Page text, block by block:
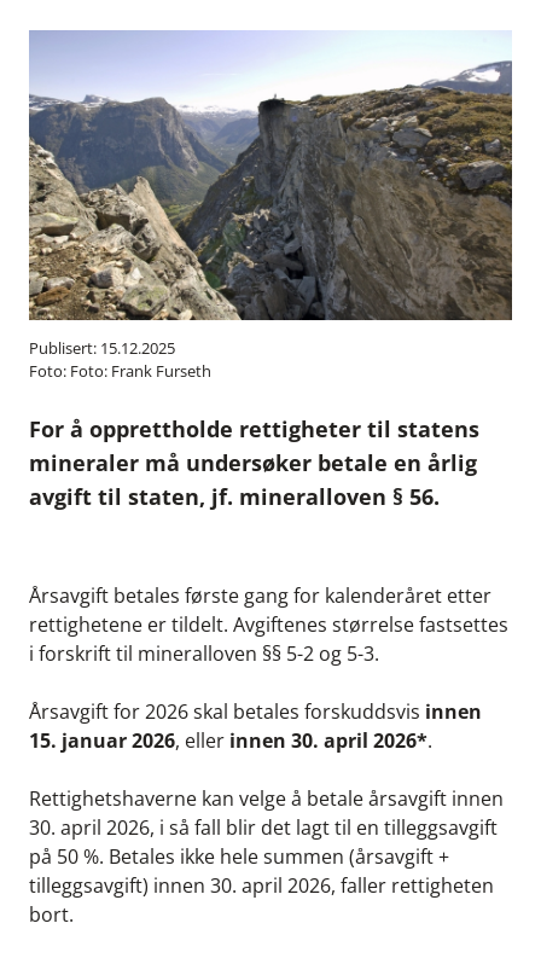
Publisert: 15.12.2025
Foto: Foto: Frank Furseth
For å opprettholde rettigheter til statens
mineraler må undersøker betale en årlig
avgift til staten, jf. mineralloven § 56.
Årsavgift betales første gang for kalenderåret etter
rettighetene er tildelt. Avgiftenes størrelse fastsettes
i forskrift til mineralloven §§ 5-2 og 5-3.
Årsavgift for 2026 skal betales forskuddsvis innen
15. januar 2026, eller innen 30. april 2026*.
Rettighetshaverne kan velge å betale årsavgift innen
30. april 2026, i så fall blir det lagt til en tilleggsavgift
på 50 %. Betales ikke hele summen (årsavgift +
tilleggsavgift) innen 30. april 2026, faller rettigheten
bort.